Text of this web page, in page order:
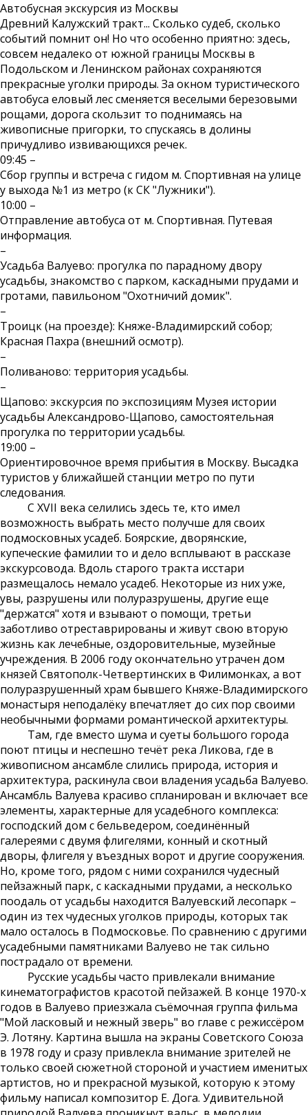
Автобусная экскурсия из Москвы
Древний Калужский тракт... Сколько судеб, сколько
событий помнит он! Но что особенно приятно: здесь,
совсем недалеко от южной границы Москвы в
Подольском и Ленинском районах сохраняются
прекрасные уголки природы. За окном туристического
автобуса еловый лес сменяется веселыми березовыми
рощами, дорога скользит то поднимаясь на
живописные пригорки, то спускаясь в долины
причудливо извивающихся речек.
09:45 –
Сбор группы и встреча с гидом м. Спортивная на улице
у выхода №1 из метро (к СК "Лужники").
10:00 –
Отправление автобуса от м. Спортивная. Путевая
информация.
–
Усадьба Валуево: прогулка по парадному двору
усадьбы, знакомство с парком, каскадными прудами и
гротами, павильоном "Охотничий домик".
–
Троицк (на проезде): Княже-Владимирский собор;
Красная Пахра (внешний осмотр).
–
Поливаново: территория усадьбы.
–
Щапово: экскурсия по экспозициям Музея истории
усадьбы Александрово-Щапово, самостоятельная
прогулка по территории усадьбы.
19:00 –
Ориентировочное время прибытия в Москву. Высадка
туристов у ближайшей станции метро по пути
следования.
С XVII века селились здесь те, кто имел
возможность выбрать место получше для своих
подмосковных усадеб. Боярские, дворянские,
купеческие фамилии то и дело всплывают в рассказе
экскурсовода. Вдоль старого тракта исстари
размещалось немало усадеб. Некоторые из них уже,
увы, разрушены или полуразрушены, другие еще
"держатся" хотя и взывают о помощи, третьи
заботливо отреставрированы и живут свою вторую
жизнь как лечебные, оздоровительные, музейные
учреждения. В 2006 году окончательно утрачен дом
князей Святополк-Четвертинских в Филимонках, а вот
полуразрушенный храм бывшего Княже-Владимирского
монастыря неподалёку впечатляет до сих пор своими
необычными формами романтической архитектуры.
Там, где вместо шума и суеты большого города
поют птицы и неспешно течёт река Ликова, где в
живописном ансамбле слились природа, история и
архитектура, раскинула свои владения усадьба Валуево.
Ансамбль Валуева красиво спланирован и включает все
элементы, характерные для усадебного комплекса:
господский дом с бельведером, соединённый
галереями с двумя флигелями, конный и скотный
дворы, флигеля у въездных ворот и другие сооружения.
Но, кроме того, рядом с ними сохранился чудесный
пейзажный парк, с каскадными прудами, а несколько
поодаль от усадьбы находится Валуевский лесопарк –
один из тех чудесных уголков природы, которых так
мало осталось в Подмосковье. По сравнению с другими
усадебными памятниками Валуево не так сильно
пострадало от времени.
Русские усадьбы часто привлекали внимание
кинематографистов красотой пейзажей. В конце 1970-х
годов в Валуево приезжала съёмочная группа фильма
"Мой ласковый и нежный зверь" во главе с режиссёром
Э. Лотяну. Картина вышла на экраны Советского Союза
в 1978 году и сразу привлекла внимание зрителей не
только своей сюжетной стороной и участием именитых
артистов, но и прекрасной музыкой, которую к этому
фильму написал композитор Е. Дога. Удивительной